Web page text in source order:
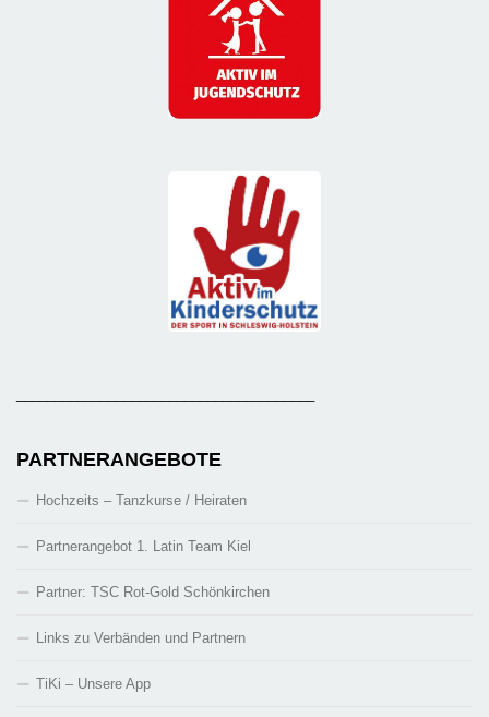
PARTNERANGEBOTE
Hochzeits – Tanzkurse / Heiraten
Partnerangebot 1. Latin Team Kiel
Partner: TSC Rot-Gold Schönkirchen
Links zu Verbänden und Partnern
TiKi – Unsere App